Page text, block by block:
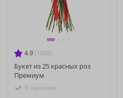
4.9 (1808)
Букет из 25 красных роз
Премиум
В наличии